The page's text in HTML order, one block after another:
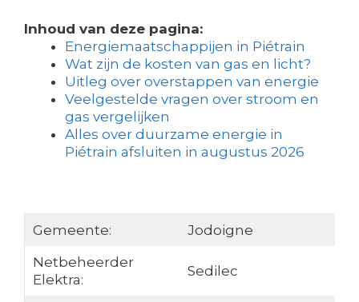
Inhoud van deze pagina:
Energiemaatschappijen in Piétrain
Wat zijn de kosten van gas en licht?
Uitleg over overstappen van energie
Veelgestelde vragen over stroom en
gas vergelijken
Alles over duurzame energie in
Piétrain afsluiten in augustus 2026
Gemeente:
Jodoigne
Netbeheerder
Elektra:
Sedilec